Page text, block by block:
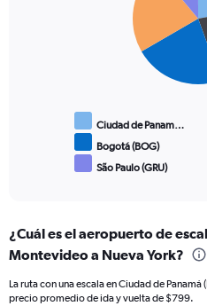
Ciudad de Panam…
Bogotá (BOG)
São Paulo (GRU)
¿Cuál es el aeropuerto de
Montevideo a Nueva York?
La ruta con una escala en Ciudad de
precio promedio de ida y vuelta de $799.